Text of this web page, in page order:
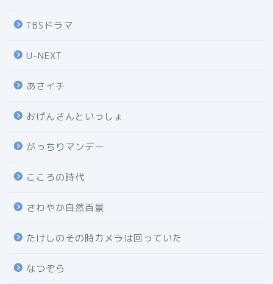
TBSドラマ
U-NEXT
あさイチ
おげんさんといっしょ
がっちりマンデー
こころの時代
さわやか自然百景
たけしのその時カメラは回っていた
なつぞら